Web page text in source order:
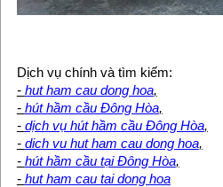
Dịch vụ chính và tìm kiếm:
- hut ham cau dong hoa,
- hút hầm cầu Đông Hòa,
- dịch vụ hút hầm cầu Đông Hòa,
- dich vu hut ham cau dong hoa,
- hút hầm cầu tại Đông Hòa,
- hut ham cau tai dong hoa